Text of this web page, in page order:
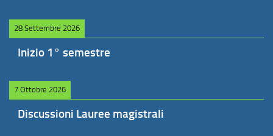
28 Settembre 2026
Inizio 1° semestre
7 Ottobre 2026
Discussioni Lauree magistrali